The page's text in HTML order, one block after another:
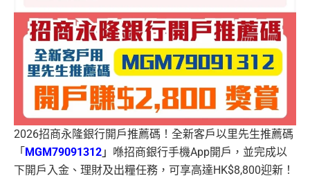
2026招商永隆銀行開戶推薦碼！全新客戶以里先生推薦碼
「 MGM79091312 」 喺招商銀行手機App開戶，並完成以
下開戶入金、理財及出糧任務，可享高達HK$8,800迎新！